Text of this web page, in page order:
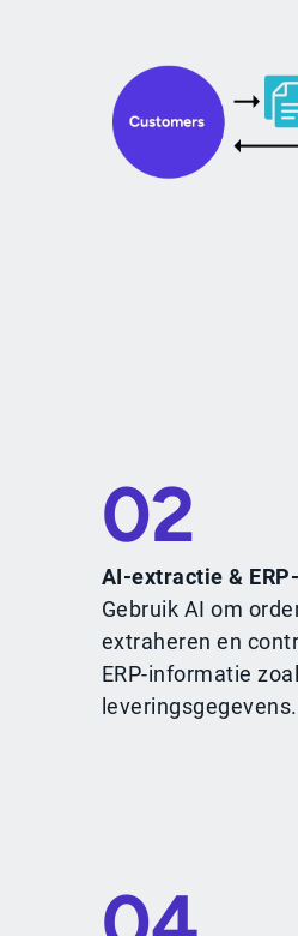
02
AI-extractie &
Gebruik AI om
extraheren en
ERP-informatie
leveringsgegevens.